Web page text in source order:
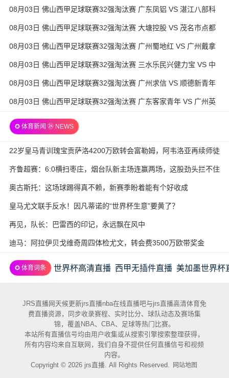
粵辉能源 全场录像
08月03日 佛山西甲足球联赛32强淘汰赛 广东凤铝 VS 湛江八部科
技 全场录像
08月03日 佛山西甲足球联赛32强淘汰赛 大塘控股 VS 茂名市点都
得 全场录像
08月03日 佛山西甲足球联赛32强淘汰赛 广州蜀地红 VS 广州戴拿
模 全场录像
08月03日 佛山西甲足球联赛32强淘汰赛 三水乐民兴健力宝 VS 中
国澳门澳科精英 全场录像
08月03日 佛山西甲足球联赛32强淘汰赛 广州求信 VS 顺德新青年
全场录像
08月03日 佛山西甲足球联赛32强淘汰赛 广东客家青年 VS 广州英
✪ 体育新闻 ㉔ NEWS
22岁皇马青训瑰宝贡萨洛4200万欧转会富勒姆，阿韦洛亚再续师徒
缘
齐鲁超赛：6:0横扫枣庄，烟台队新主场连赢两场，这股劲头拦不住
奥古斯托：这场球踢得真不赖，新赛季盼着能有个好收成
皇马尤文联手反水！因凡蒂诺的“世界杯生意”要黄了？
再见，队长：巴雷西的印记，永远飘在风中
迪马：阿拉伊贝戈维奇周四体检尤文，转会费3500万欧带奖金
✪ 体育词条 世界杯高清直播 西甲无插件直播 美加墨世界杯
JRS直播网天候更新jrs直播nba在线直播吧与jrs直播高清体育免
费直播资源，同步收录赛程、实时比分、球队动态及赛场集
锦，覆盖NBA、CBA、足球等热门比赛。
本站所有直播信号均由用户收集或从搜索引擎搜索整理获得，
所有内容均来自互联网，我们自身不提供任何直播信号和视频
内容。
Copyright © 2026 jrs直播. All Rights Reserved.
网站地图